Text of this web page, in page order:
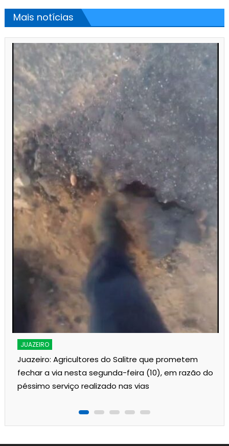
Mais notícias
JUAZEIRO
Juazeiro: Agricultores do Salitre que prometem
fechar a via nesta segunda-feira (10), em razão do
péssimo serviço realizado nas vias